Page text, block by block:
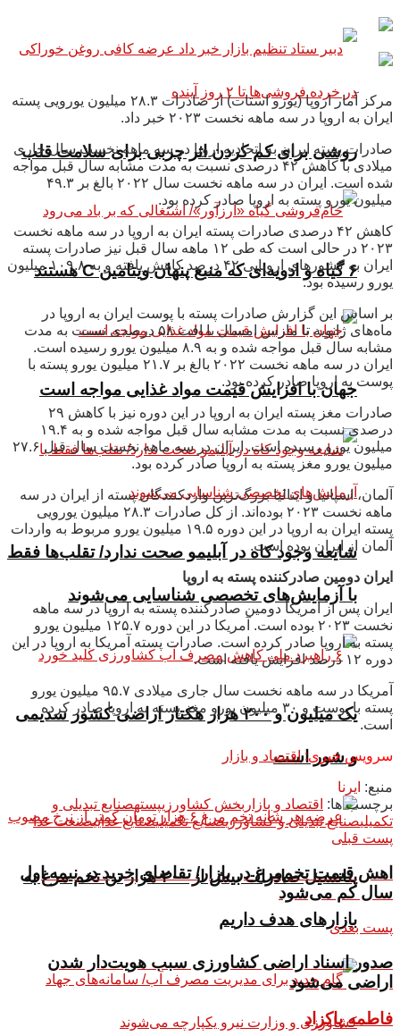
روشی برای کم کردن اثر چربی برای سلامت قلب
۶ گیاه و ادویه‌ای که منبع پنهان ویتامین C هستند
جهان با افزایش قیمت مواد غذایی مواجه است
شایعه وجود کاه در آبلیمو صحت ندارد/ تقلب‌ها فقط
با آزمایش‌های تخصصی شناسایی می‌شوند
یک میلیون و ۲۰۰ هزار هکتار اراضی کشور سدیمی
و شور است
پتانسیل صادرات بیش از ۲۰۰ هزار تن تخم مرغ به
بازار‌های هدف داریم
مرکز آمار اروپا (یورو استات) از صادرات ۲۸.۳ میلیون یورویی پسته
ایران به اروپا در سه ماهه نخست ۲۰۲۳ خبر داد.
صادرات پسته ایران به اتحادیه اروپا در سه ماهه نخست سال جاری
میلادی با کاهش ۴۲ درصدی نسبت به مدت مشابه سال قبل مواجه
شده است. ایران در سه ماهه نخست سال ۲۰۲۲ بالغ بر ۴۹.۳
میلیون یورو پسته به اروپا صادر کرده بود.
کاهش ۴۲ درصدی صادرات پسته ایران به اروپا در سه ماهه نخست
۲۰۲۳ در حالی است که طی ۱۲ ماهه سال قبل نیز صادرات پسته
ایران به کشورهای اروپایی ۴۲ درصد کاهش یافته و به ۱۰۹.۸ میلیون
یورو رسیده بود.
بر اساس این گزارش صادرات پسته با پوست ایران به اروپا در
ماه‌های ژانویه تا مارس امسال با افت ۵۸ درصدی نسبت به مدت
مشابه سال قبل مواجه شده و به ۸.۹ میلیون یورو رسیده است.
ایران در سه ماهه نخست ۲۰۲۲ بالغ بر ۲۱.۷ میلیون یورو پسته با
پوست به اروپا صادر کرده بود.
صادرات مغز پسته ایران به اروپا در این دوره نیز با کاهش ۲۹
درصدی نسبت به مدت مشابه سال قبل مواجه شده و به ۱۹.۴
میلیون یورو رسیده است. ایران در سه ماهه نخست سال قبل ۲۷.۶
میلیون یورو مغز پسته به اروپا صادر کرده بود.
آلمان، اسپانیا و ایتالیا بزرگ‌ترین واردکنندگان پسته از ایران در سه
ماهه نخست ۲۰۲۳ بوده‌اند. از کل صادرات ۲۸.۳ میلیون یورویی
پسته ایران به اروپا در این دوره ۱۹.۵ میلیون یورو مربوط به واردات
آلمان از ایران بوده است.
ایران دومین صادرکننده پسته به اروپا
ایران پس از آمریکا دومین صادرکننده پسته به اروپا در سه ماهه
نخست ۲۰۲۳ بوده است. آمریکا در این دوره ۱۲۵.۷ میلیون یورو
پسته به اروپا صادر کرده است. صادرات پسته آمریکا به اروپا در این
دوره ۱۲ درصد افزایش یافته است.
آمریکا در سه ماهه نخست سال جاری میلادی ۹۵.۷ میلیون یورو
پسته با پوست و ۳۰ میلیون یورو مغز پسته به اروپا صادر کرده
است.
سرویس خبری:اقتصاد و بازار
منبع: ایرنا
برچسب ها: اقتصاد و بازار بخش کشاورزیپستهصنایع تبدیلی و
تکمیلیصنایع تبدیلی و کشاورزیصنایع تکمیلیصنایع غذاییصنعت غذا
پست قبلی
اهش قیمت تخم‌مرغ در بازار/ تقاضای خرید در نیمه اول
سال کم می‌شود
پست بعدی
صدور اسناد اراضی کشاورزی سبب هویت‌دار شدن
اراضی می‌شود
فاطمه پاکزاد